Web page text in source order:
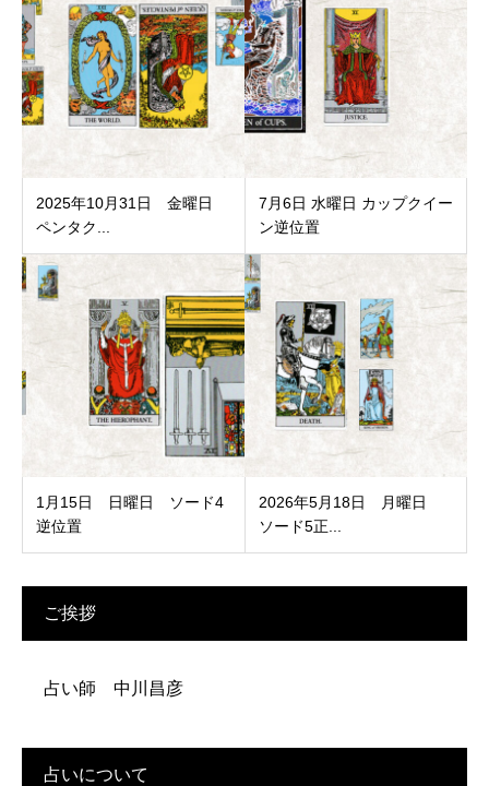
2025年10月31日 金曜日
ペンタク...
7月6日 水曜日 カップクイー
ン逆位置
1月15日 日曜日 ソード4
逆位置
2026年5月18日 月曜日
ソード5正...
ご挨拶
占い師 中川昌彦
占いについて